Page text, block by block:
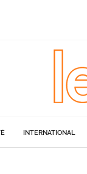
INTERNATIONAL